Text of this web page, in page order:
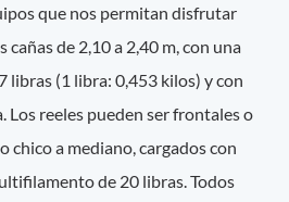
que nos permitan disfrutar
cañas de 2,10 a 2,40 m, con una
libras (1 libra: 0,453 kilos) y con
Los reeles pueden ser frontales o
chico a mediano, cargados con
de 20 libras. Todos